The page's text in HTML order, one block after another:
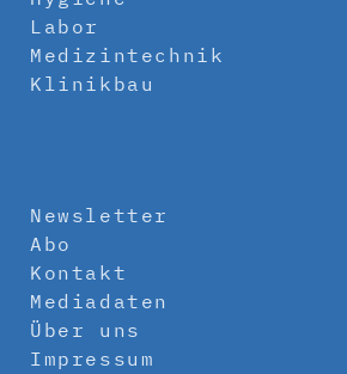
Labor
Medizintechnik
Klinikbau
Newsletter
Abo
Kontakt
Mediadaten
Über uns
Impressum